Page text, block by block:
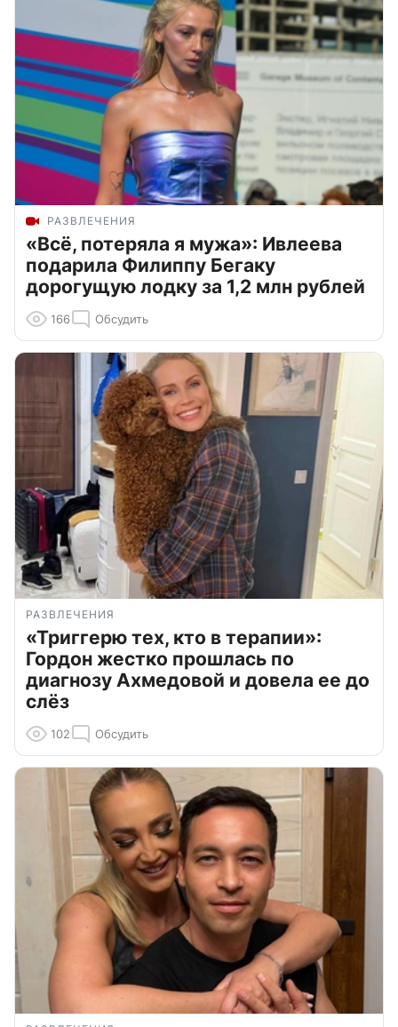
РАЗВЛЕЧЕНИЯ
«Всё, потеряла я мужа»: Ивлеева
подарила Филиппу Бегаку
дорогущую лодку за 1,2 млн рублей
166 Обсудить
РАЗВЛЕЧЕНИЯ
«Триггерю тех, кто в терапии»:
Гордон жестко прошлась по
диагнозу Ахмедовой и довела ее до
слёз
102 Обсудить